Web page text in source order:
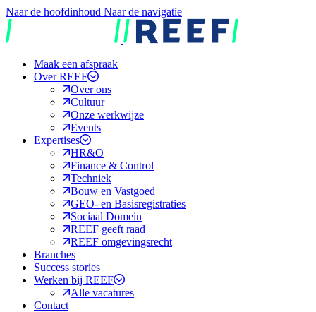
Naar de hoofdinhoud Naar de navigatie
REEF
Maak een afspraak
Over REEF
Over ons
Cultuur
Onze werkwijze
Events
Expertises
HR&O
Finance & Control
Techniek
Bouw en Vastgoed
GEO- en Basisregistraties
Sociaal Domein
REEF geeft raad
REEF omgevingsrecht
Branches
Success stories
Werken bij REEF
Alle vacatures
Contact